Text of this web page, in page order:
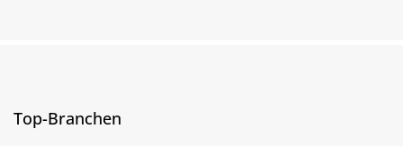
Top-Branchen